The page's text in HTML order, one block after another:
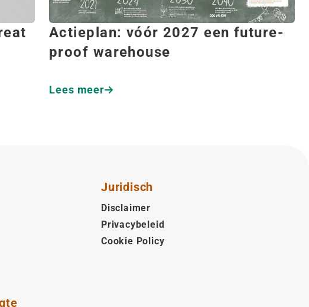
Actieplan: vóór 2027 een future-
proof warehouse
Lees meer
Juridisch
Disclaimer
Privacybeleid
Cookie Policy